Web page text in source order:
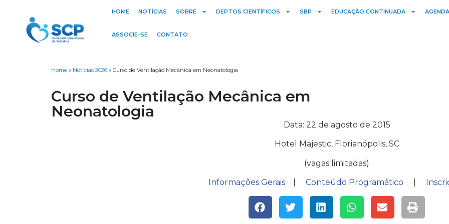
HOME NOTÍCIAS SOBRE DEPTOS CIENTÍFICOS SBP EDUCAÇÃO CONTINUADA
ASSOCIE-SE CONTATO
Home » Notícias 2026 » Curso de Ventilação Mecânica em Neonatologia
Curso de Ventilação Mecânica em
Neonatologia
Data: 22 de agosto de 2015
Hotel Majestic, Florianópolis, SC
(vagas limitadas)
Informações Gerais| Conteúdo Programático